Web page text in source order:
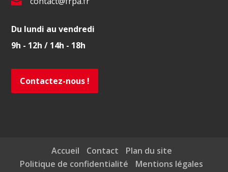
l
.
:
m
a
:
Du lundi au vendredi
9h - 12h / 14h - 18h
Contactez-nous !
Accueil Contact
Plan du site
Politique de confidentialité
Mentions légales